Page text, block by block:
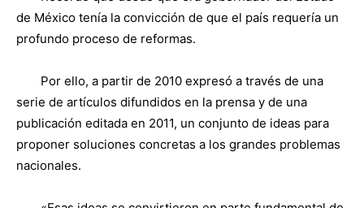
de México tenía la convicción de que el país requería un
profundo proceso de reformas.
Por ello, a partir de 2010 expresó a través de una
serie de artículos difundidos en la prensa y de una
publicación editada en 2011, un conjunto de ideas para
proponer soluciones concretas a los grandes problemas
nacionales.